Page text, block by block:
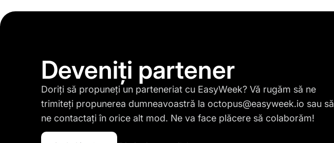
Deveniți partener
Doriți să propuneți un parteneriat cu EasyWeek? Vă rugăm să ne
trimiteți propunerea dumneavoastră la octopus@easyweek.io sau să
ne contactați în orice alt mod. Ne va face plăcere să colaborăm!